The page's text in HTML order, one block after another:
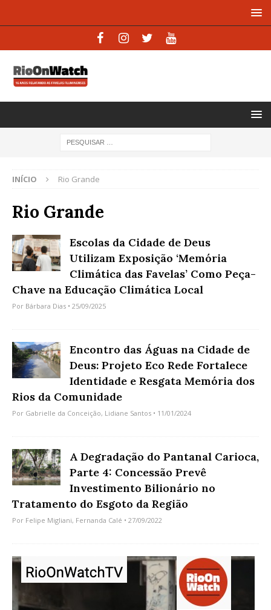
INÍCIO Rio Grande
Rio Grande
Escolas da Cidade de Deus
Utilizam Exposição ‘Memória
Climática das Favelas’ Como Peça-
Chave na Educação Climática Local
Por Bárbara Dias • 25/09/2025
Encontro das Águas na Cidade de
Deus: Projeto Eco Rede Fortalece
Identidade e Resgata Memória dos
Rios da Comunidade
Por Gabrielle da Conceição, Lidiane Santos • 11/01/2024
A Degradação do Pantanal Carioca,
Parte 4: Concessão Prevê
Investimento Bilionário no
Tratamento do Esgoto da Região
Por Felipe Migliani, Fernanda Calé • 27/09/2022